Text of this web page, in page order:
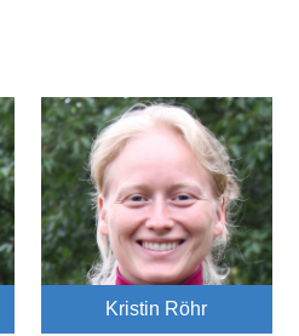
Kristin Röhr